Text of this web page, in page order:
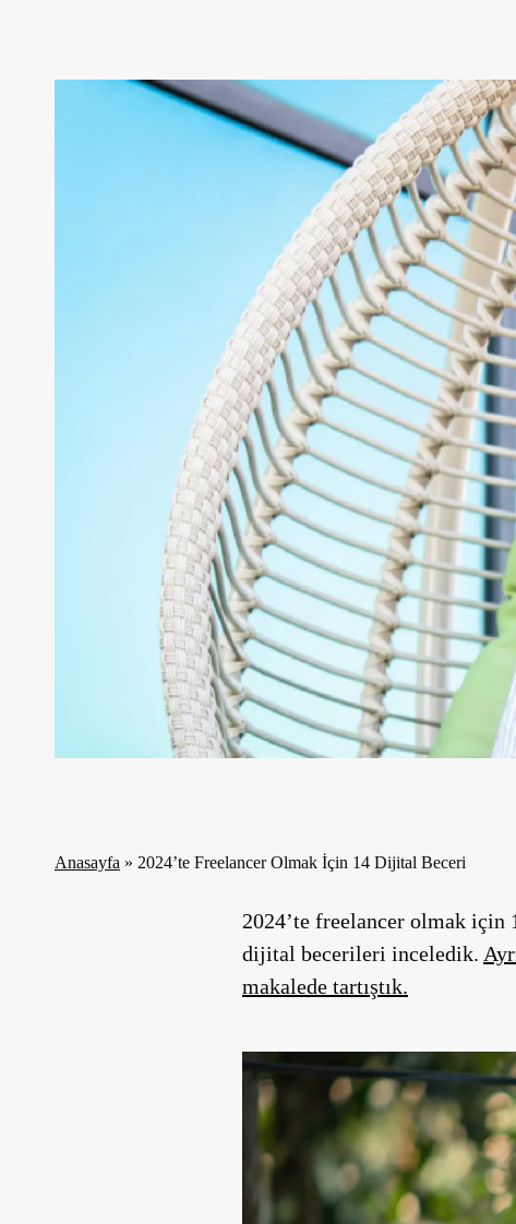
Anasayfa » 2024’te Freelancer Olmak İçin 14 Dijital Beceri
2024’te freelancer olmak
dijital becerileri inceledik.
makalede tartıştık.